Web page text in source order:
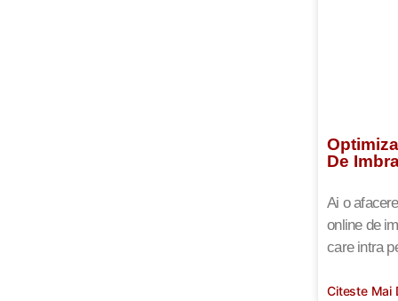
De
Ai o
online de
care intra
Citeste Mai